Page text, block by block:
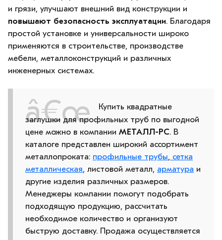
и грязи, улучшают внешний вид конструкции и
повышают безопасность эксплуатации. Благодаря
простой установке и универсальности широко
применяются в строительстве, производстве
мебели, металлоконструкций и различных
инженерных системах.
Купить квадратные
заглушки для профильных труб по выгодной
цене можно в компании МЕТАЛЛ-РС. В
каталоге представлен широкий ассортимент
металлопроката: профильные трубы, сетка
металлическая, листовой металл, арматура и
другие изделия различных размеров.
Менеджеры компании помогут подобрать
подходящую продукцию, рассчитать
необходимое количество и организуют
быструю доставку. Продажа осуществляется